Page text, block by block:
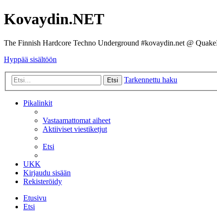
Kovaydin.NET
The Finnish Hardcore Techno Underground #kovaydin.net @
Hyppää sisältöön
Etsi Tarkennettu haku
Pikalinkit
Vastaamattomat aiheet
Aktiiviset viestiketjut
Etsi
UKK
Kirjaudu sisään
Rekisteröidy
Etusivu
Etsi